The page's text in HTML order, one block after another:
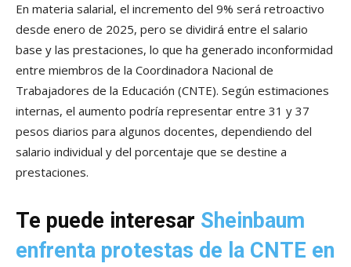
En materia salarial, el incremento del 9% será retroactivo
desde enero de 2025, pero se dividirá entre el salario
base y las prestaciones, lo que ha generado inconformidad
entre miembros de la Coordinadora Nacional de
Trabajadores de la Educación (CNTE). Según estimaciones
internas, el aumento podría representar entre 31 y 37
pesos diarios para algunos docentes, dependiendo del
salario individual y del porcentaje que se destine a
prestaciones.
Te puede interesar Sheinbaum
enfrenta protestas de la CNTE en